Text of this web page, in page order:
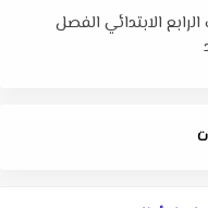
الابتدائي الفصل